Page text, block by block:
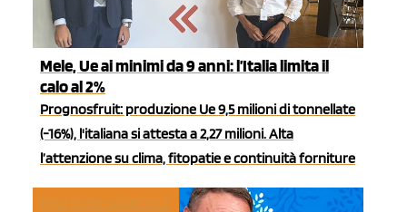
Mele, Ue ai minimi da 9 anni: l’Italia limita il
calo al 2%
Prognosfruit: produzione Ue 9,5 milioni di tonnellate
(-16%), l'italiana si attesta a 2,27 milioni. Alta
l’attenzione su clima, fitopatie e continuità forniture